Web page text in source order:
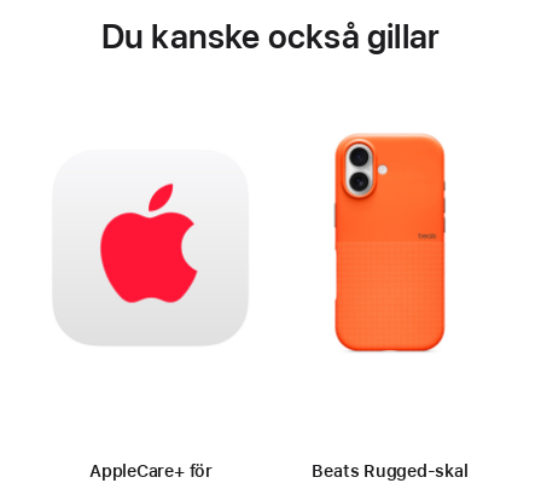
Du kanske också gillar
AppleCare+ för
Beats Rugged-skal